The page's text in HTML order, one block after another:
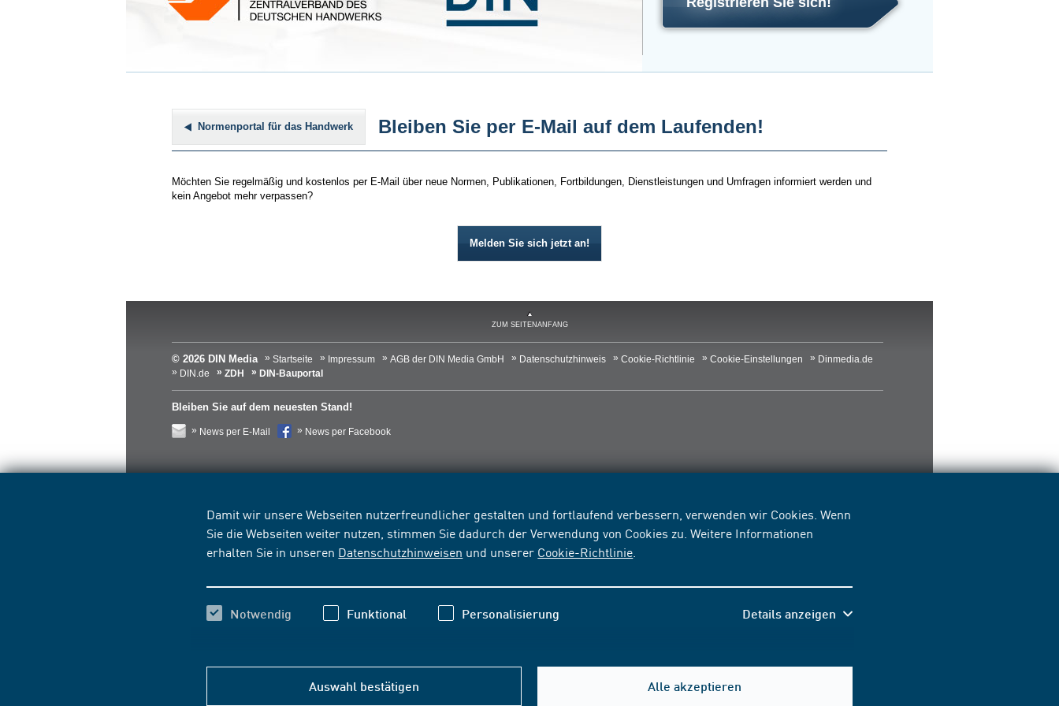
Damit wir unsere Webseiten nutzerfreundlicher gestalten und fortlaufend verbessern, verwenden wir Cookies. Wenn
Sie die Webseiten weiter nutzen, stimmen Sie dadurch der Verwendung von Cookies zu. Weitere Informationen
erhalten Sie in unseren Datenschutzhinweisen und unserer Cookie-Richtlinie
Notwendig Funktional Personalisierung Details anzeigen
Auswahl bestätigen Alle akzeptieren
Normenportal für das Handwerk Bleiben Sie per E-Mail auf dem Laufenden!
Möchten Sie regelmäßig und kostenlos per E-Mail über neue Normen, Publikationen, Fortbildungen, Dienstleistungen und Umfragen informiert werden und
kein Angebot mehr verpassen?
Melden Sie sich jetzt an!
ZUM SEITENANFANG
© 2026 DIN Media Startseite Impressum AGB der DIN Media GmbH Datenschutzhinweis Cookie-Richtlinie Cookie-Einstellungen
Dinmedia.de
DIN.de
ZDH DIN-Bauportal
Bleiben Sie auf dem neuesten Stand!
News per E-Mail News per Facebook